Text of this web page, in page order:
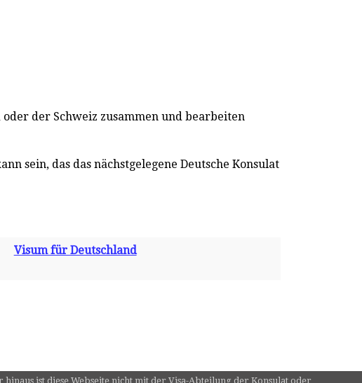
der Schweiz zusammen und bearbeiten
sein, das das nächstgelegene Deutsche Konsulat
Visum für Deutschland
ist diese Webseite nicht mit der Visa-Abteilung der Konsulat oder